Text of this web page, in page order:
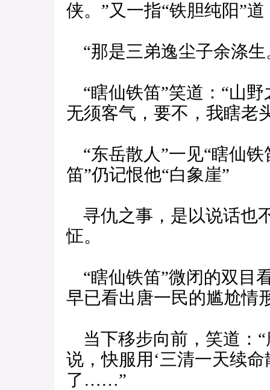
侠。”又一指“铁胆纯阳”道
“那是三弟逸尘子余涤生
“瞎仙铁笛”笑道：“山
无须客气，要不，我瞎老
“东岳散人”一见“瞎仙铁
笛”仍记恨他“白象崖”
寻仇之事，是以说话也
怔。
“瞎仙铁笛”微闭的双目
早已看出唐一民的尴尬情
当下移步向前，笑道：
说，快服用‘三清一天续
了……”